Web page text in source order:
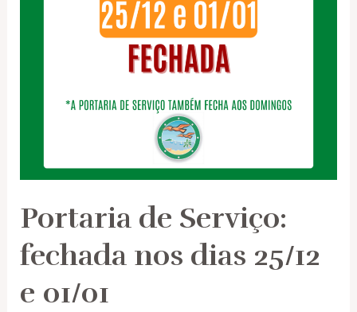
Portaria de Serviço:
fechada nos dias 25/12
e 01/01